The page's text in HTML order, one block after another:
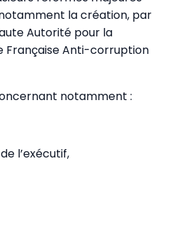
la création, par
Autorité pour la
Française Anti-corruption
notamment :
l’exécutif,